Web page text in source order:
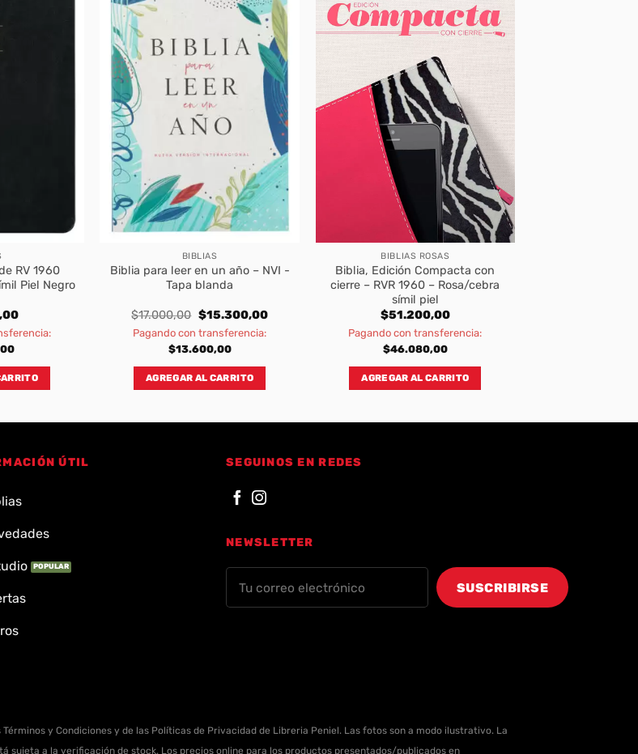
RV 1960
Piel Negro
BIBLIAS
Biblia para leer en un año – NVI -
Tapa blanda
$17.000,00 Original
was:
$17.000,00.
$15.300,00Current
Pagando con transferencia:
$13.600,00
AGREGAR AL CARRITO
BIBLIAS ROSAS
Biblia, Edición Compacta con
cierre – RVR 1960 – Rosa/cebra
símil piel
$51.200,00
Pagando con transferencia:
$46.080,00
AGREGAR AL CARRITO
ÚTIL SEGUINOS EN REDES
NEWSLETTER
y Condiciones y de las Políticas de Privacidad de Libreria Peniel. Las fotos son a modo ilustrativo. La
sujeta a la verificación de stock. Los precios online para los productos presentados/publicados en